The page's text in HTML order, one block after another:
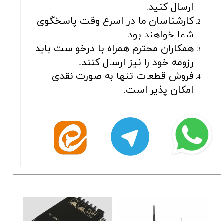
ارسال کنید.
کارشناسان ما در اسرع وقت پاسخگوی
شما خواهند بود.
همکاران محترم همراه با درخواست باید
رزومه خود را نیز ارسال کنند.
فروش قطعات تنها به صورت نقدی
امکان پذیر است.